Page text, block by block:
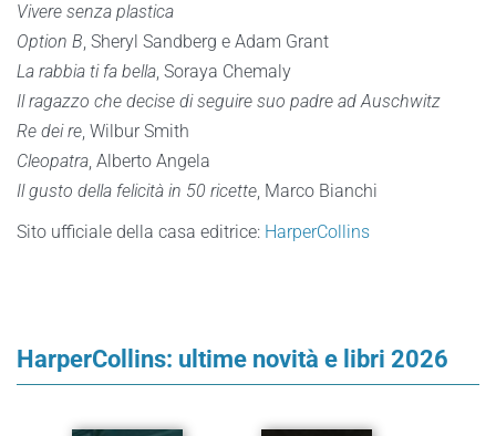
Vivere senza plastica
Option B, Sheryl Sandberg e Adam Grant
La rabbia ti fa bella, Soraya Chemaly
Il ragazzo che decise di seguire suo padre ad Auschwitz
Re dei re, Wilbur Smith
Cleopatra, Alberto Angela
Il gusto della felicità in 50 ricette, Marco Bianchi
Sito ufficiale della casa editrice: HarperCollins
HarperCollins: ultime novità e libri 2026